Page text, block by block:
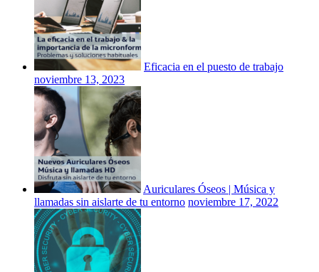
Eficacia en el puesto de trabajo
noviembre 13, 2023
Auriculares Óseos | Música y
llamadas sin aislarte de tu entorno noviembre 17, 2022